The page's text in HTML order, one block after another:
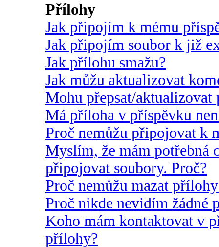
Přílohy
Jak připojím k mému
Jak připojím soubor k již
Jak přílohu smažu?
Jak můžu aktualizovat
Mohu přepsat/aktualizovat
Má příloha v příspěvku
Proč nemůžu připojovat k
Myslím, že mám potřebná
připojovat soubory. Proč?
Proč nemůžu mazat
Proč nikde nevidím žádné
Koho mám kontaktovat v
přílohy?